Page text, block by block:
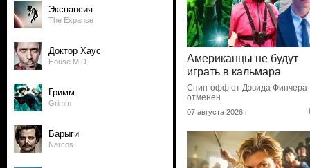
Экспансия
The Expanse
Доктор Хаус
House M.D.
Гримм
Grimm
Барыги
Narcos
Американцы не будут
играть в кальмара
Спин-офф от Дэвида Финчера
отменен
07 августа 2026 г.